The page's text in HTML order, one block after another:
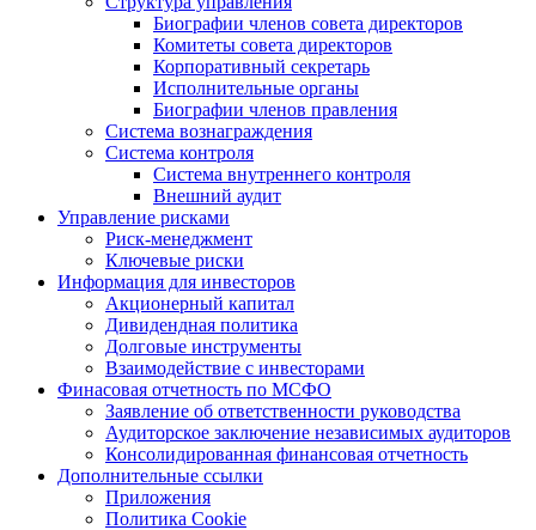
Биографии членов совета директоров
Комитеты совета директоров
Корпоративный секретарь
Исполнительные органы
Биографии членов правления
Система вознаграждения
Система контроля
Система внутреннего контроля
Внешний аудит
Управление рисками
Риск-менеджмент
Ключевые риски
Информация для инвесторов
Акционерный капитал
Дивидендная политика
Долговые инструменты
Взаимодействие с инвеcторами
Финасовая отчетность по МСФО
Заявление об ответственности руководства
Аудиторское заключение независимых аудиторов
Консолидированная финансовая отчетность
Дополнительные ссылки
Приложения
Политика Cookie